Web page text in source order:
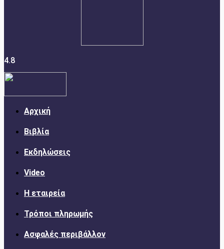
4.8
Αρχική
Βιβλία
Εκδηλώσεις
Video
Η εταιρεία
Τρόποι πληρωμής
Ασφαλές περιβάλλον